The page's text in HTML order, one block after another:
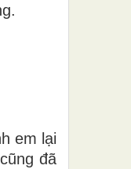
em lại
đã